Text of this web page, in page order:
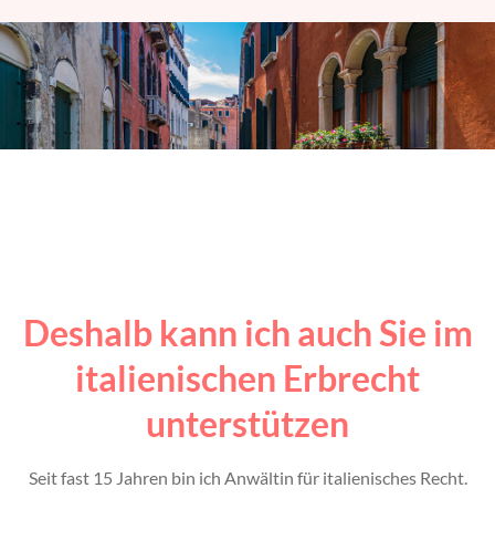
Deshalb kann ich auch Sie im
italienischen Erbrecht
unterstützen
Seit fast 15 Jahren bin ich Anwältin für italienisches Recht.